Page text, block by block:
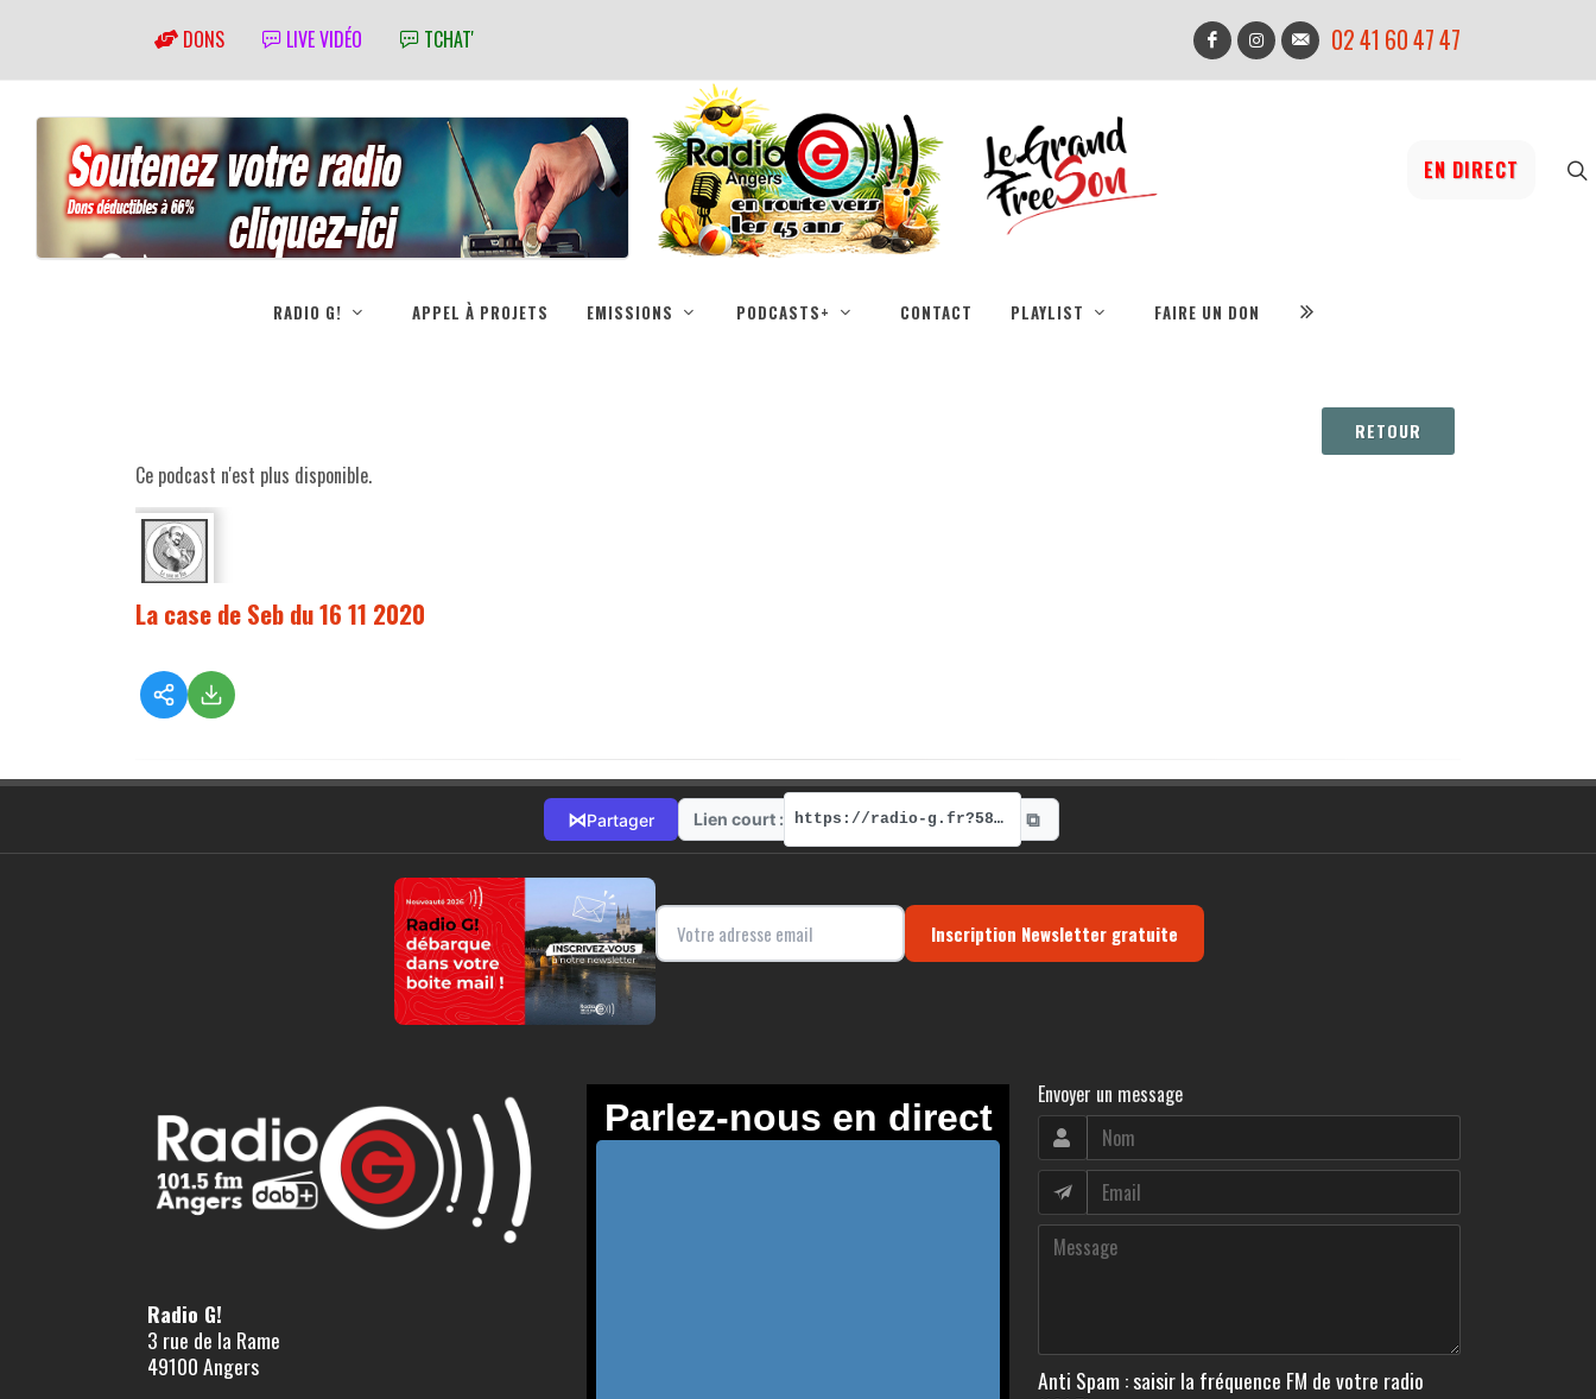
DONS LIVE VIDÉO TCHAT' 02 41 60 47 47
EN DIRECT
RADIO G! APPEL À PROJETS EMISSIONS PODCASTS+ CONTACT PLAYLIST FAIRE UN DON
RETOUR
Ce podcast n'est plus disponible.
La case de Seb du 16 11 2020
⋈Partager Lien court : https://radio-g.fr?5817 ⧉
Inscription Newsletter gratuite
Radio G!
3 rue de la Rame
49100 Angers
Envoyer un message
Anti Spam : saisir la fréquence FM de votre radio